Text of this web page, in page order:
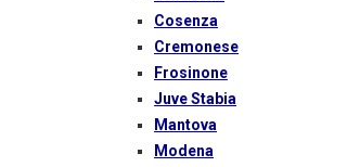
Cosenza
Cremonese
Frosinone
Juve Stabia
Mantova
Modena